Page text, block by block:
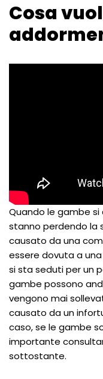
Cosa
Quando le gambe
stanno perdendo la
causato da una
essere dovuta a
si sta seduti per un
gambe possono
vengono mai
causato da un
caso, se le gambe
importante
sottostante.